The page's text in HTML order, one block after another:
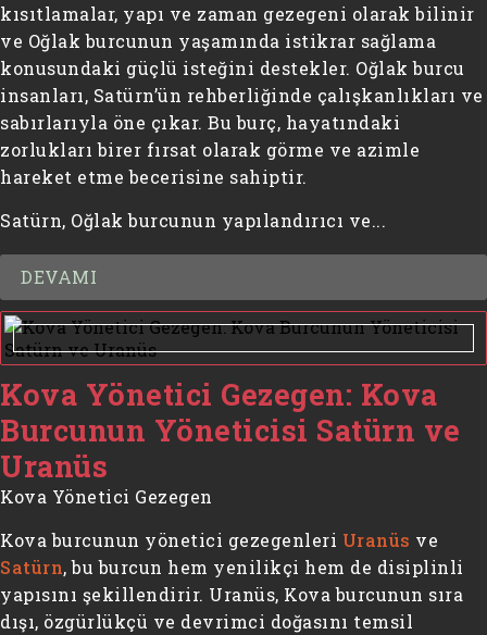
kısıtlamalar, yapı ve zaman gezegeni olarak bilinir
ve Oğlak burcunun yaşamında istikrar sağlama
konusundaki güçlü isteğini destekler. Oğlak burcu
insanları, Satürn’ün rehberliğinde çalışkanlıkları ve
sabırlarıyla öne çıkar. Bu burç, hayatındaki
zorlukları birer fırsat olarak görme ve azimle
hareket etme becerisine sahiptir.
Satürn, Oğlak burcunun yapılandırıcı ve...
DEVAMI
Kova Yönetici Gezegen: Kova
Burcunun Yöneticisi Satürn ve
Uranüs
Kova Yönetici Gezegen
Kova burcunun yönetici gezegenleri Uranüs ve
Satürn, bu burcun hem yenilikçi hem de disiplinli
yapısını şekillendirir. Uranüs, Kova burcunun sıra
dışı, özgürlükçü ve devrimci doğasını temsil